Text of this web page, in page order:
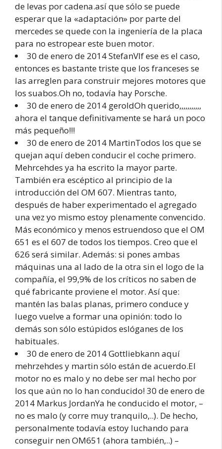
de levas por cadena.así que sólo se puede
esperar que la «adaptación» por parte del
mercedes se quede con la ingeniería de la placa
para no estropear este buen motor.
30 de enero de 2014 StefanVIf ese es el caso,
entonces es bastante triste que los franceses se
las arreglen para construir mejores motores que
los suabos.Oh no, todavía hay Porsche.
30 de enero de 2014 geroldOh querido,,,,,,,,,,,
ahora el tanque definitivamente se hará un poco
más pequeño!!!
30 de enero de 2014 MartinTodos los que se
quejan aquí deben conducir el coche primero.
Mehrcehdes ya ha escrito la mayor parte.
También era escéptico al principio de la
introducción del OM 607. Mientras tanto,
después de haber experimentado el agregado
una vez yo mismo estoy plenamente convencido.
Más económico y menos estruendoso que el OM
651 es el 607 de todos los tiempos. Creo que el
626 será similar. Además: si pones ambas
máquinas una al lado de la otra sin el logo de la
compañía, el 99,9% de los críticos no saben de
qué fabricante proviene el motor. Así que:
mantén las balas planas, primero conduce y
luego vuelve a formar una opinión: todo lo
demás son sólo estúpidos eslóganes de los
habituales.
30 de enero de 2014 Gottliebkann aquí
mehrzehdes y martin sólo están de acuerdo.El
motor no es malo y no debe ser mal hecho por
los que aún no lo han conducido! 30 de enero de
2014 Markus JordanYa he conducido el motor, –
no es malo (y corre muy tranquilo,..). De hecho,
personalmente todavía estoy luchando para
conseguir nen OM651 (ahora también,..) –